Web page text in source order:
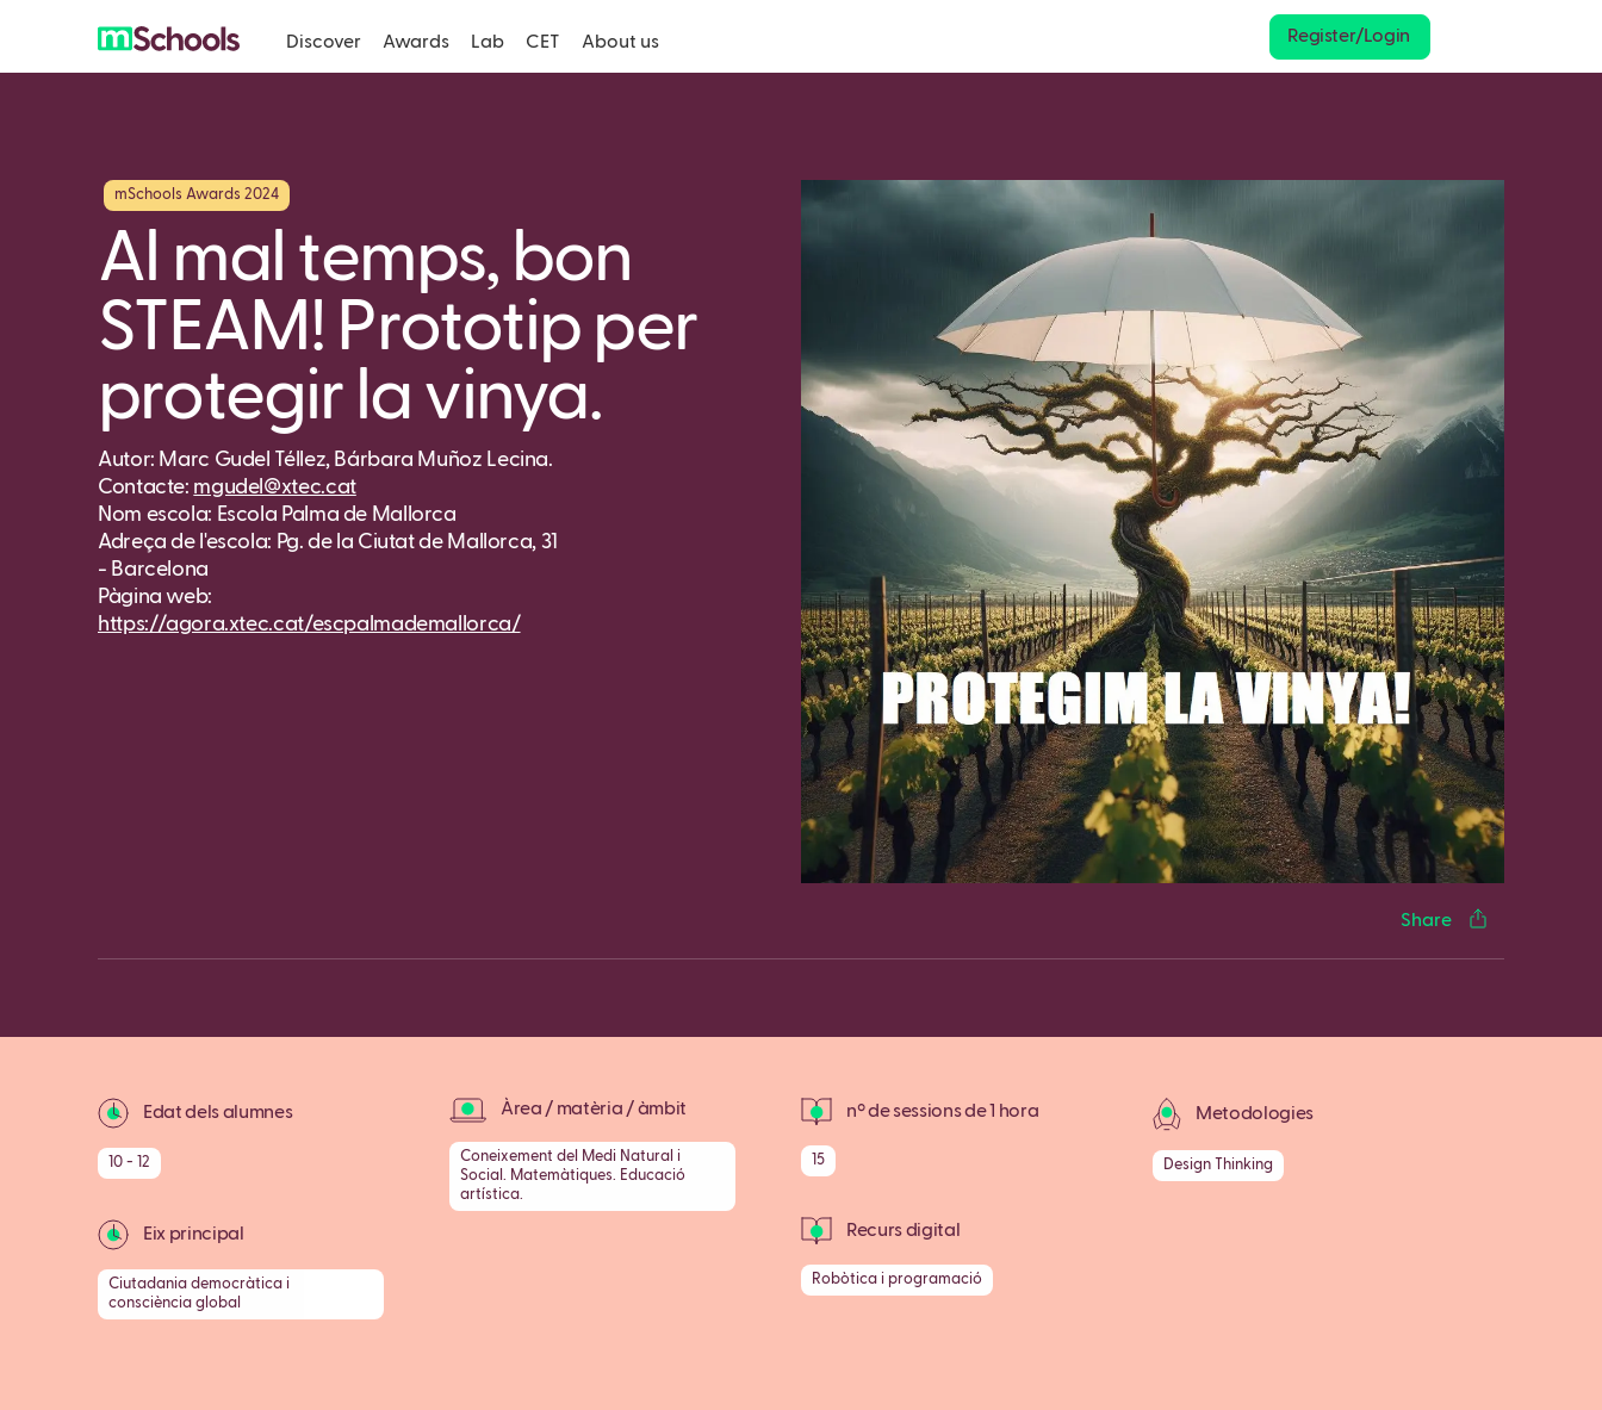
Discover Awards Lab CET About us Register/Login
mSchools Awards 2024
Al mal temps, bon
STEAM! Prototip per
protegir la vinya.
Autor: Marc Gudel Téllez, Bárbara Muñoz Lecina.
Contacte: mgudel@xtec.cat
Nom escola: Escola Palma de Mallorca
Adreça de l'escola: Pg. de la Ciutat de Mallorca, 31
- Barcelona
Pàgina web:
https://agora.xtec.cat/escpalmademallorca/
Share
Facebook
Twitter
LinkedIn
WhatsApp
Reddit
Gmail
Email
Edat dels alumnes
10 - 12
Eix principal
Ciutadania democràtica i
consciència global
Àrea / matèria / àmbit
Coneixement del Medi Natural i
Social. Matemàtiques. Educació
artística.
nº de sessions de 1 hora
15
Recurs digital
Robòtica i programació
Metodologies
Design Thinking